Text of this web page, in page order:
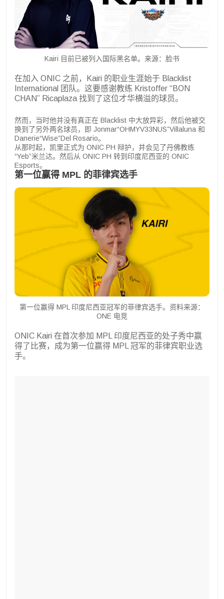
Kairi 目前已被列入国际黑名单。来源：脸书
在加入 ONIC 之前，Kairi 的职业生涯始于 Blacklist
International 团队。这要感谢教练 Kristoffer “BON
CHAN” Ricaplaza 找到了这位才华横溢的球员。
然而，当时他并没有真正在 Blacklist 中大放异彩，然后他被交
换到了另外两名球员，即 Jonmar“OHMYV33NUS”Villaluna 和
Danerie“Wise”Del Rosario。
从那时起，凯里正式为 ONIC PH 辩护，并会见了丹佛教练
“Yeb”米兰达。然后从 ONIC PH 转到印度尼西亚的 ONIC
Esports。
第一位赢得 MPL 的菲律宾选手
第一位赢得 MPL 印度尼西亚冠军的菲律宾选手。资料来源：
ONE 电竞
ONIC Kairi 在首次参加 MPL 印度尼西亚的处子秀中赢
得了比赛，成为第一位赢得 MPL 冠军的菲律宾职业选
手。